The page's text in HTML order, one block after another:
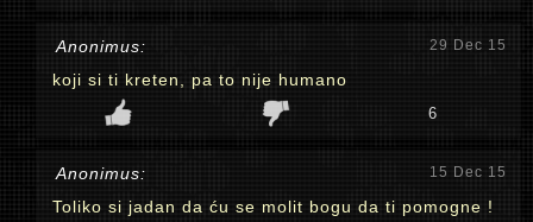
Anonimus: 29 Dec 15
koji si ti kreten, pa to nije humano
6
Anonimus: 15 Dec 15
Toliko si jadan da ću se molit bogu da ti pomogne !